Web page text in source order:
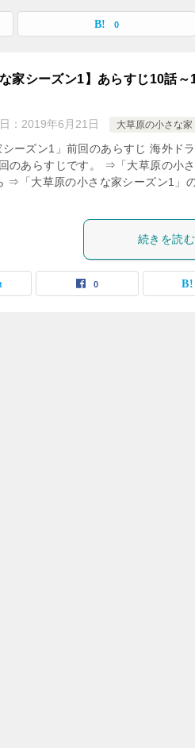
0
家シーズン1】あらすじ10話～
： 2019年6月21日 大草原の小さな家
ーズン1」前回のあらすじ 海外ド
のあらすじです。 ⇒「大草原の小
⇒「大草原の小さな家シーズン1」の
続きを読む
0